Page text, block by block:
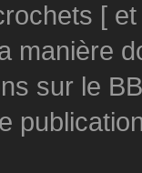
[
manière
sur le